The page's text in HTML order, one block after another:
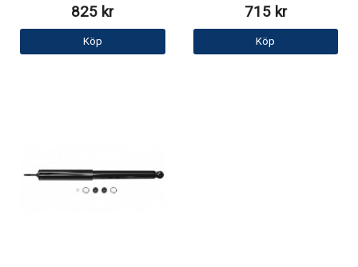
825 kr
Köp
715 kr
Köp